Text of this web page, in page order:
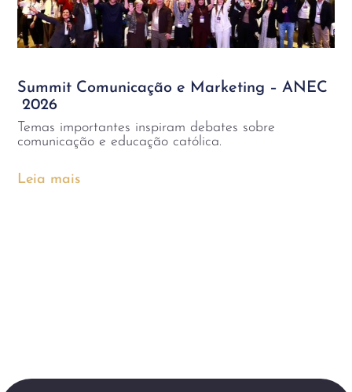
Summit Comunicação e Marketing – ANEC
2026
Temas importantes inspiram debates sobre
comunicação e educação católica.
Leia mais